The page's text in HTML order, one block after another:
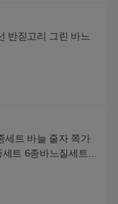
반짇고리 그린 바느
세트 바늘 줄자 쪽가
트 6종바느질세트